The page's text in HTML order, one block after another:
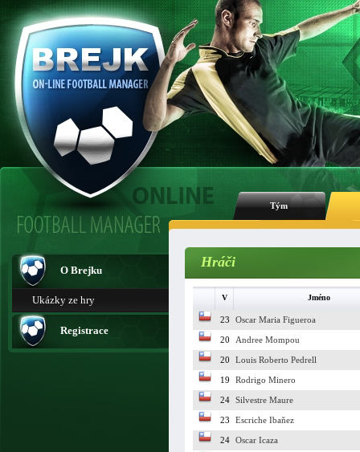
Tým
O Brejku
Ukázky ze hry
Registrace
Hráči
V Jméno
23 Oscar Maria Figueroa
20 Andree Mompou
20 Louis Roberto Pedrell
19 Rodrigo Minero
24 Silvestre Maure
23 Escriche Ibaňez
24 Oscar Icaza